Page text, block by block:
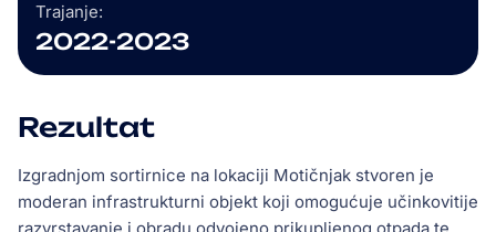
Trajanje:
2022-2023
Rezultat
Izgradnjom sortirnice na lokaciji Motičnjak stvoren je
moderan infrastrukturni objekt koji omogućuje učinkovitije